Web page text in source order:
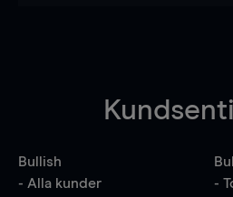
Bullish
- Alla kunder
-